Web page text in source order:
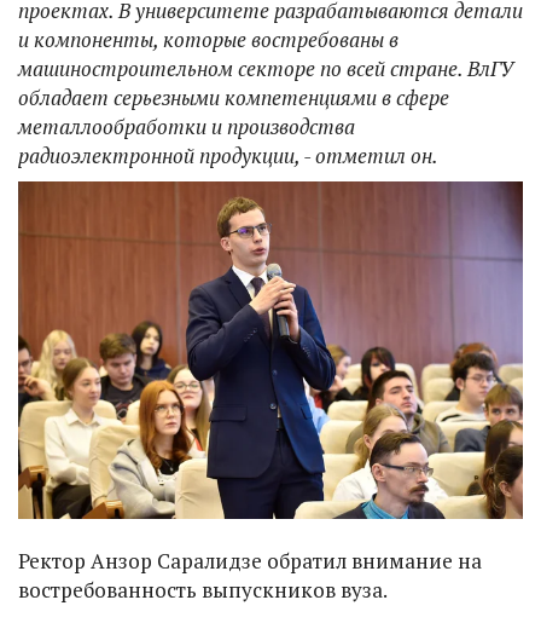
проектах. В университете разрабатываются детали
и компоненты, которые востребованы в
машиностроительном секторе по всей стране. ВлГУ
обладает серьезными компетенциями в сфере
металлообработки и производства
радиоэлектронной продукции, - отметил он.
Ректор Анзор Саралидзе обратил внимание на
востребованность выпускников вуза.